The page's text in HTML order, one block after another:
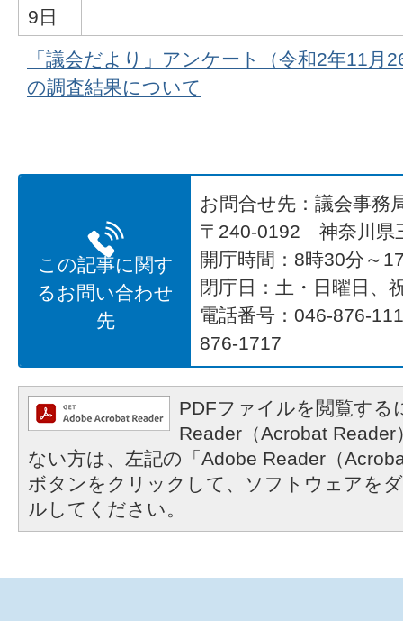
9日
「議会だより」アンケート（令和2年11月
の調査結果について
この記事に関す
るお問い合わせ
先
お問合せ先：議会事務
〒240-0192 神奈川県
開庁時間：8時30分～
閉庁日：土・日曜日、
電話番号：046-876-
876-1717
PDFファイルを閲覧する
Reader（Acrobat
ない方は、左記の「Adobe Reader（
ボタンをクリックして、ソフトウェアを
ルしてください。